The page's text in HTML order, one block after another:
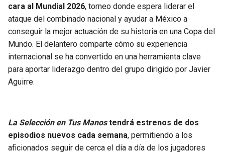
PACKERS
VIKINGS
FALCONS
PANTHERS
BUCCANEERS
TIMBERWOLVES
THUNDER
TRAIL BLAZERS
JAZZ
cara al Mundial 2026, torneo donde espera liderar el
ataque del combinado nacional y ayudar a México a
conseguir la mejor actuación de su historia en una Copa del
Mundo. El delantero comparte cómo su experiencia
internacional se ha convertido en una herramienta clave
para aportar liderazgo dentro del grupo dirigido por Javier
Aguirre.
La Selección en Tus Manostendrá estrenos de dos
episodios nuevos cada semana, permitiendo a los
aficionados seguir de cerca el día a día de los jugadores